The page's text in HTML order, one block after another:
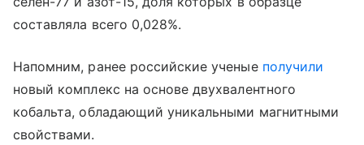
составляла всего 0,028%.
Напомним, ранее российские ученые получили
новый комплекс на основе двухвалентного
кобальта, обладающий уникальными магнитными
свойствами.